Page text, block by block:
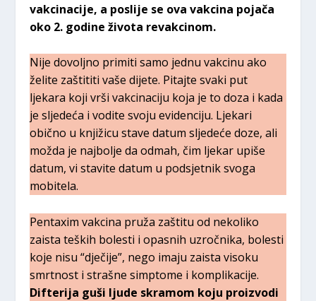
vakcinacije, a poslije se ova vakcina pojača
oko 2. godine života revakcinom.
Nije dovoljno primiti samo jednu vakcinu ako
želite zaštititi vaše dijete. Pitajte svaki put
ljekara koji vrši vakcinaciju koja je to doza i kada
je sljedeća i vodite svoju evidenciju. Ljekari
obično u knjižicu stave datum sljedeće doze, ali
možda je najbolje da odmah, čim ljekar upiše
datum, vi stavite datum u podsjetnik svoga
mobitela.
Pentaxim vakcina pruža zaštitu od nekoliko
zaista teških bolesti i opasnih uzročnika, bolesti
koje nisu “dječije”, nego imaju zaista visoku
smrtnost i strašne simptome i komplikacije.
Difterija guši ljude skramom koju proizvodi